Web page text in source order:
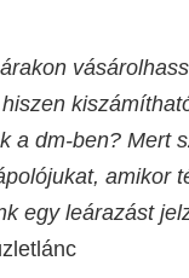
a dm-ben? Mert
amikor
egy leárazást